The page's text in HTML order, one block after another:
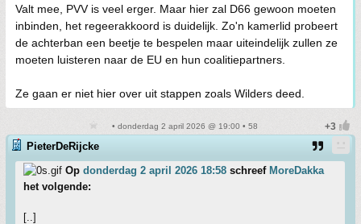
Valt mee, PVV is veel erger. Maar hier zal D66 gewoon moeten
inbinden, het regeerakkoord is duidelijk. Zo'n kamerlid probeert
de achterban een beetje te bespelen maar uiteindelijk zullen ze
moeten luisteren naar de EU en hun coalitiepartners.
Ze gaan er niet hier over uit stappen zoals Wilders deed.
• donderdag 2 april 2026 @ 19:00 • 58
PieterDeRijcke
Op donderdag 2 april 2026 18:58 schreef MoreDakka
het volgende:
[..]